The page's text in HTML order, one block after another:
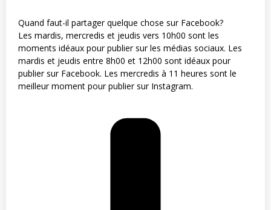
Quand faut-il partager quelque chose sur Facebook?
Les mardis, mercredis et jeudis vers 10h00 sont les
moments idéaux pour publier sur les médias sociaux. Les
mardis et jeudis entre 8h00 et 12h00 sont idéaux pour
publier sur Facebook. Les mercredis à 11 heures sont le
meilleur moment pour publier sur Instagram.